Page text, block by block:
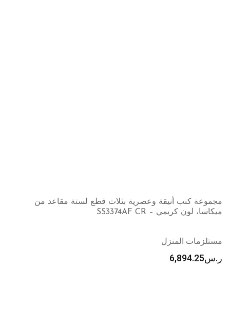
مجموعة كنب أنيقة وعصرية بثلاث قطع لستة مقاعد من
ميكاسا، لون كريمي – SS3374AF CR
مستلزمات المنزل
ر.س6,894.25